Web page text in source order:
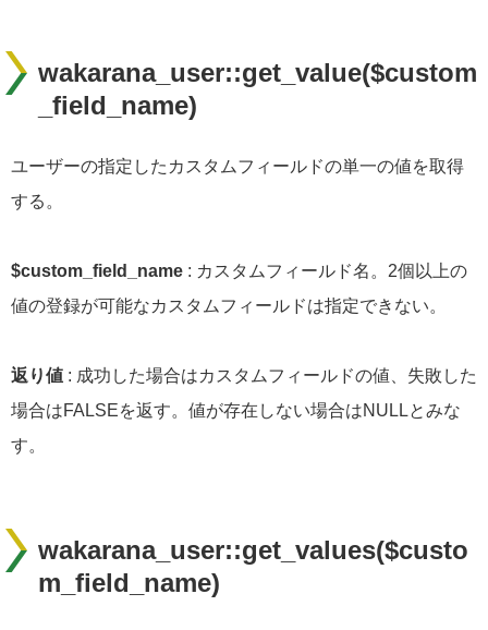
wakarana_user::get_value($custom
_field_name)
ユーザーの指定したカスタムフィールドの単一の値を取得
する。
$custom_field_name : カスタムフィールド名。2個以上の
値の登録が可能なカスタムフィールドは指定できない。
返り値 : 成功した場合はカスタムフィールドの値、失敗した
場合はFALSEを返す。値が存在しない場合はNULLとみな
す。
wakarana_user::get_values($custo
m_field_name)